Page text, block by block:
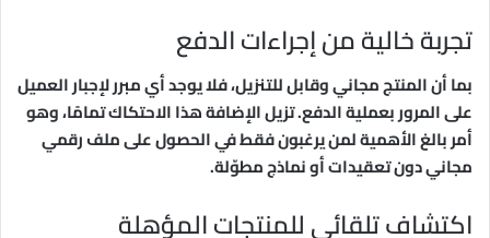
تجربة خالية من إجراءات الدفع
بما أن المنتج مجاني وقابل للتنزيل، فلا يوجد أي مبرر لإجبار العميل
على المرور بعملية الدفع. تزيل الإضافة هذا الاحتكاك تمامًا، وهو
أمر بالغ الأهمية لمن يرغبون فقط في الحصول على ملف رقمي
مجاني دون تعقيدات أو نماذج مطوّلة.
اكتشاف تلقائي للمنتجات المؤهلة